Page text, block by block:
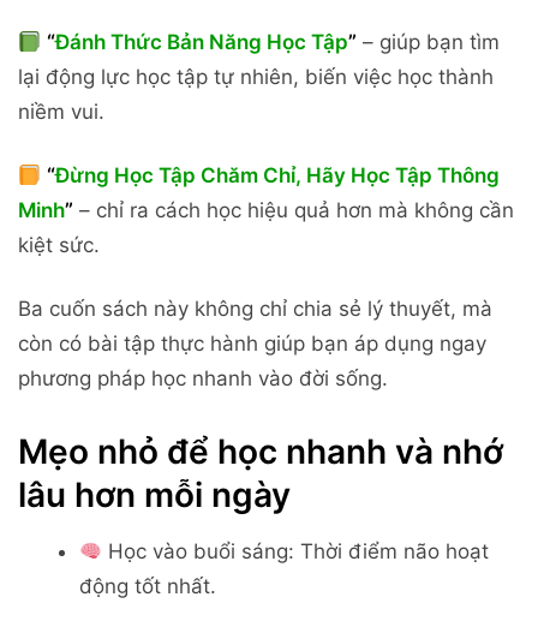
“Đánh Thức Bản Năng Học Tập” – giúp bạn tìm
lại động lực học tập tự nhiên, biến việc học thành
niềm vui.
“Đừng Học Tập Chăm Chỉ, Hãy Học Tập Thông
Minh” – chỉ ra cách học hiệu quả hơn mà không cần
kiệt sức.
Ba cuốn sách này không chỉ chia sẻ lý thuyết, mà
còn có bài tập thực hành giúp bạn áp dụng ngay
phương pháp học nhanh vào đời sống.
Mẹo nhỏ để học nhanh và nhớ
lâu hơn mỗi ngày
Học vào buổi sáng: Thời điểm não hoạt
động tốt nhất.